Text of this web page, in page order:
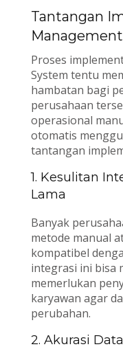
Tantangan
Proses
System tentu
hambatan bagi
perusahaan
operasional
otomatis
tantangan
1. Kesulitan
Lama
Banyak
metode manual
kompatibel
integrasi ini bisa
memerlukan
karyawan agar
perubahan.
2. Akurasi